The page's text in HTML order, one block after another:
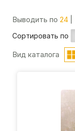
Выводить по 24
Сортировать по
Вид каталога